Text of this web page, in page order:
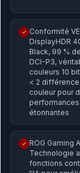
✓ Conformité
DisplayHDR
Black, 99 %
DCI-P3,
couleurs 10
< 2
couleur pour
performances
étonnantes
✓ ROG Gaming
Technologie
fonctions